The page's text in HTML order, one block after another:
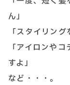
ん」
「スタイリン
「アイロンや
すよ」
など・・・。